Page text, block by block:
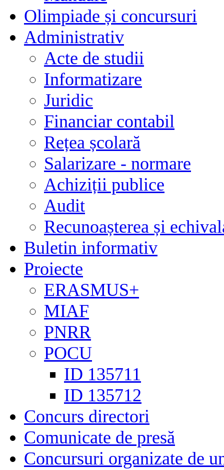
Olimpiade și concursuri
Administrativ
Acte de studii
Informatizare
Juridic
Financiar contabil
Rețea școlară
Salarizare - normare
Achiziții publice
Audit
Recunoașterea și
Buletin informativ
Proiecte
ERASMUS+
MIAF
PNRR
POCU
ID 135711
ID 135712
Concurs directori
Comunicate de presă
Concursuri organizate de